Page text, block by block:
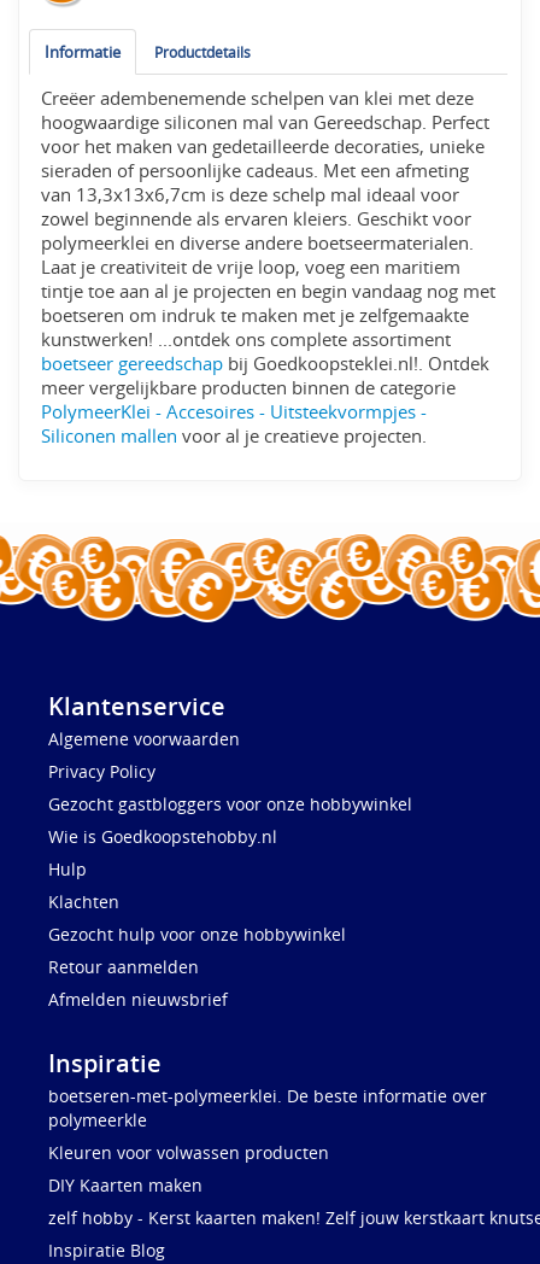
Informatie Productdetails
Creëer adembenemende schelpen van klei met deze
hoogwaardige siliconen mal van Gereedschap. Perfect
voor het maken van gedetailleerde decoraties, unieke
sieraden of persoonlijke cadeaus. Met een afmeting
van 13,3x13x6,7cm is deze schelp mal ideaal voor
zowel beginnende als ervaren kleiers. Geschikt voor
polymeerklei en diverse andere boetseermaterialen.
Laat je creativiteit de vrije loop, voeg een maritiem
tintje toe aan al je projecten en begin vandaag nog met
boetseren om indruk te maken met je zelfgemaakte
kunstwerken! ...ontdek ons complete assortiment
boetseer gereedschap bij Goedkoopsteklei.nl!. Ontdek
meer vergelijkbare producten binnen de categorie
PolymeerKlei - Accesoires - Uitsteekvormpjes -
Siliconen mallen voor al je creatieve projecten.
Klantenservice
Algemene voorwaarden
Privacy Policy
Gezocht gastbloggers voor onze hobbywinkel
Wie is Goedkoopstehobby.nl
Hulp
Klachten
Gezocht hulp voor onze hobbywinkel
Retour aanmelden
Afmelden nieuwsbrief
Inspiratie
boetseren-met-polymeerklei. De beste informatie over
polymeerkle
Kleuren voor volwassen producten
DIY Kaarten maken
zelf hobby - Kerst kaarten maken! Zelf jouw kerstkaart
Inspiratie Blog